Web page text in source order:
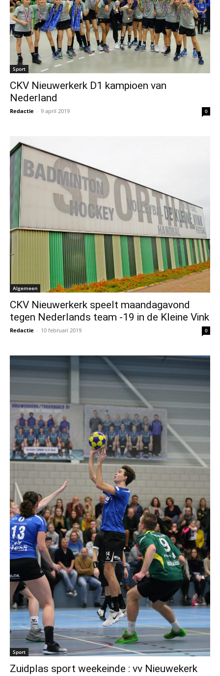
Sport
CKV Nieuwerkerk D1 kampioen van
Nederland
Redactie - 9 april 2019 0
Algemeen
CKV Nieuwerkerk speelt maandagavond
tegen Nederlands team -19 in de Kleine Vink
Redactie - 10 februari 2019 0
Sport
Zuidplas sport weekeinde : vv Nieuwekerk